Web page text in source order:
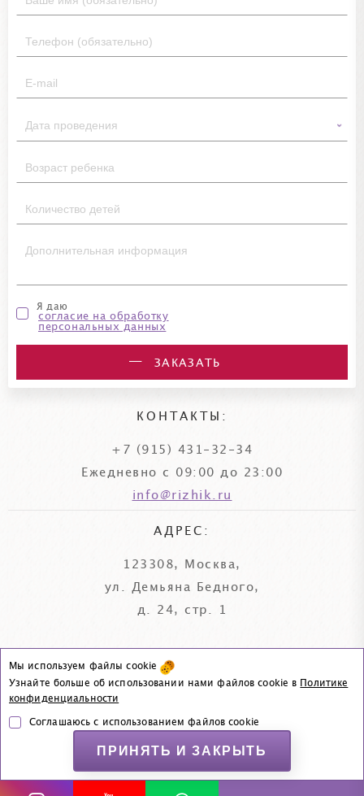
Я даю
согласие на обработку
персональных данных
ЗАКАЗАТЬ
КОНТАКТЫ:
+7 (915) 431-32-34
Ежедневно с 09:00 до 23:00
info@rizhik.ru
АДРЕС:
123308, Москва,
ул. Демьяна Бедного,
д. 24, стр. 1
© «Рыжик и Ко», 2006–2026
|Политика конфиденциальности
Мы используем файлы cookie
Узнайте больше об использовании нами файлов cookie в Политике
конфиденциальности
Соглашаюсь с использованием файлов cookie
ПРИНЯТЬ И ЗАКРЫТЬ